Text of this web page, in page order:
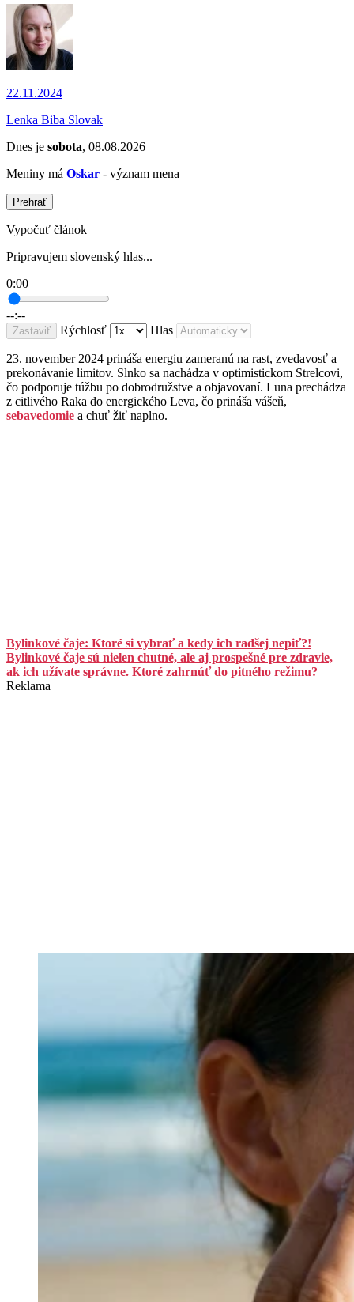
22.11.2024
Lenka Biba Slovak
Dnes je sobota, 08.08.2026
Meniny má Oskar - význam mena
Prehrať
Vypočuť článok
Pripravujem slovenský hlas...
0:00
--:--
Zastaviť Rýchlosť Hlas
23. november 2024 prináša energiu zameranú na rast, zvedavosť a
prekonávanie limitov. Slnko sa nachádza v optimistickom Strelcovi,
čo podporuje túžbu po dobrodružstve a objavovaní. Luna prechádza
z citlivého Raka do energického Leva, čo prináša vášeň,
sebavedomie a chuť žiť naplno.
Bylinkové čaje: Ktoré si vybrať a kedy ich radšej nepiť?!
Bylinkové čaje sú nielen chutné, ale aj prospešné pre zdravie,
ak ich užívate správne. Ktoré zahrnúť do pitného režimu?
Reklama